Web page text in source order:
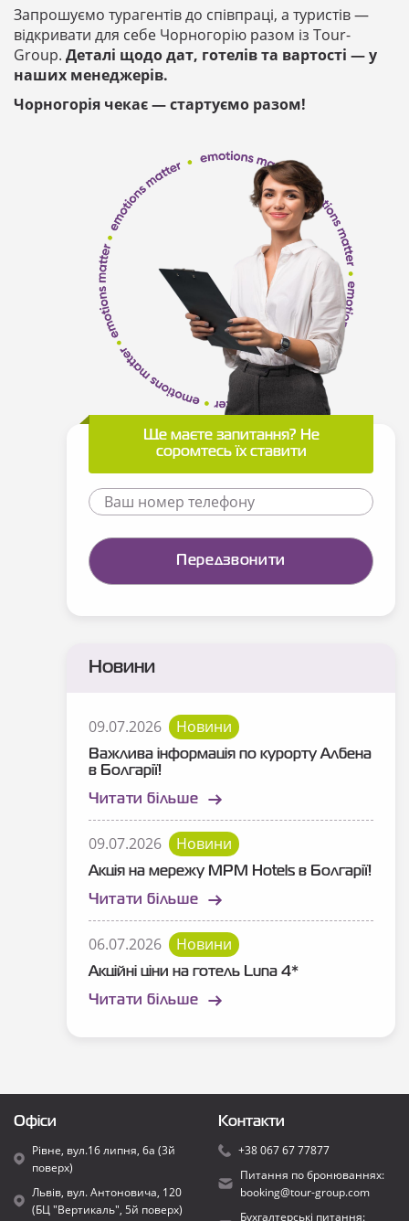
Запрошуємо турагентів до співпраці, а туристів —
відкривати для себе Чорногорію разом із Tour-
Group. Деталі щодо дат, готелів та вартості — у
наших менеджерів.
Чорногорія чекає — стартуємо разом!
Ще маєте запитання? Не
соромтесь їх ставити
Новини
09.07.2026 Новини
Важлива інформація по курорту Албена
в Болгарії!
Читати більше
09.07.2026 Новини
Акція на мережу MPM Hotels в Болгарії!
Читати більше
06.07.2026 Новини
Акційні ціни на готель Luna 4*
Читати більше
Офіси
Рівне, вул.16 липня, 6а (3й
поверх)
Львів, вул. Антоновича, 120
(БЦ "Вертикаль", 5й поверх)
Контакти
+38 067 67 77877
Питання по бронюваннях:
booking@tour-group.com
Бухгалтерські питання: